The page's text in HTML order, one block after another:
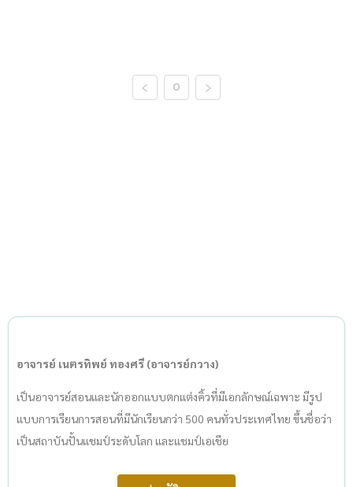
0
อาจารย์ เนตรทิพย์ ทองศรี (อาจารย์กวาง)
เป็นอาจารย์สอนและนักออกแบบตกแต่งคิ้วที่มีเอกลักษณ์เฉพาะ มีรูป
แบบการเรียนการสอนที่มีนักเรียนกว่า 500 คนทั่วประเทศไทย ขึ้นชื่อว่า
เป็นสถาบันปั้นแชมป์ระดับโลก และแชมป์เอเชีย